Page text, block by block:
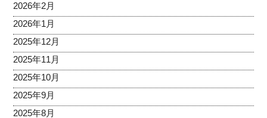
2026年2月
2026年1月
2025年12月
2025年11月
2025年10月
2025年9月
2025年8月